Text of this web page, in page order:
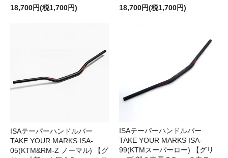
18,700円(税1,700円)
18,700円(税1,700円)
ISAテーパーハンドルバー
TAKE YOUR MARKS ISA-
05(KTM&RM-Z ノーマル) 【グ
ISAテーパーハンドルバー
TAKE YOUR MARKS ISA-
99(KTMスーパーロー) 【グリ